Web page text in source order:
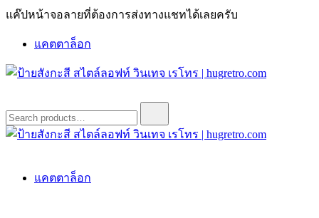
Skip
แค๊ปหน้าจอลายที่ต้องการส่งทางแชทได้เลยครับ
แคตตาล็อก
ป้ายสังกะสี สไตล์ลอฟท์ วินเทจ เรโทร | hugretro.com
ป้ายวินเทจ แต่งบ้าน ร้านกาแฟ ผับ โรงแรม ป้ายโค้ก เป็ปซี่เวสป้า
ฮาร์เล่ย์โฆษณาเก่าโบราณ มีราคาแบบสวยๆเพียบหรือสั่งทำโทร
O8664277II
for:
ฮาร์เล่ย์โฆษณาเก่าโบราณ มีราคาแบบสวยๆเพียบหรือสั่งทำโทร
แคตตาล็อก